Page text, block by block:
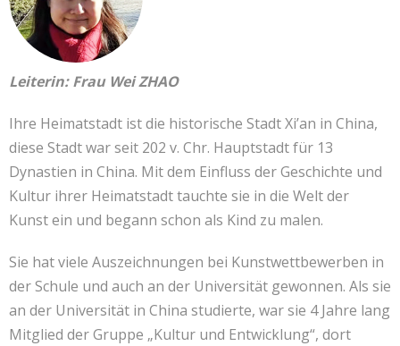
Leiterin: Frau Wei ZHAO
Ihre Heimatstadt ist die historische Stadt Xi’an in China,
diese Stadt war seit 202 v. Chr. Hauptstadt für 13
Dynastien in China. Mit dem Einfluss der Geschichte und
Kultur ihrer Heimatstadt tauchte sie in die Welt der
Kunst ein und begann schon als Kind zu malen.
Sie hat viele Auszeichnungen bei Kunstwettbewerben in
der Schule und auch an der Universität gewonnen. Als sie
an der Universität in China studierte, war sie 4 Jahre lang
Mitglied der Gruppe „Kultur und Entwicklung“, dort